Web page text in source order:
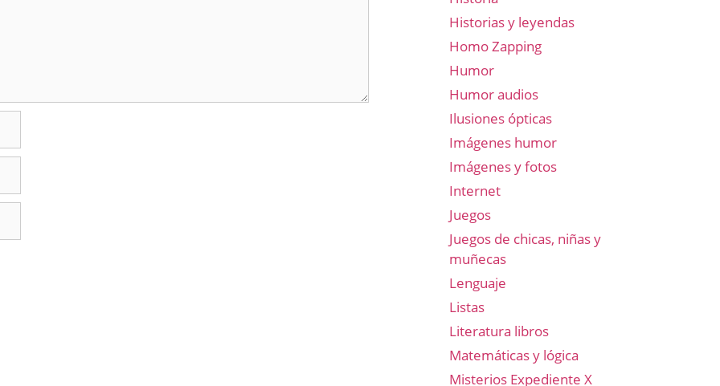
Historias y leyendas
Homo Zapping
Humor
Humor audios
Ilusiones ópticas
Imágenes humor
Imágenes y fotos
Internet
Juegos
Juegos de chicas, niñas y
muñecas
Lenguaje
Listas
Literatura libros
Matemáticas y lógica
Misterios Expediente X